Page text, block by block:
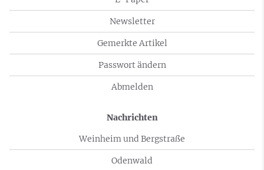
Newsletter
Gemerkte Artikel
Passwort ändern
Abmelden
Nachrichten
Weinheim und Bergstraße
Odenwald